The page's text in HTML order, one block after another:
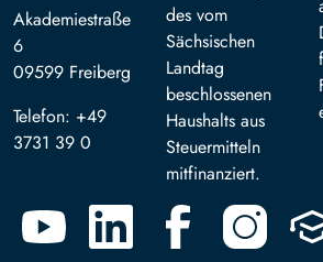
Akademiestraße
6
09599 Freiberg
Telefon: +49
3731 39 0
des vom
Sächsischen
Landtag
beschlossenen
Haushalts aus
Steuermitteln
mitfinanziert.